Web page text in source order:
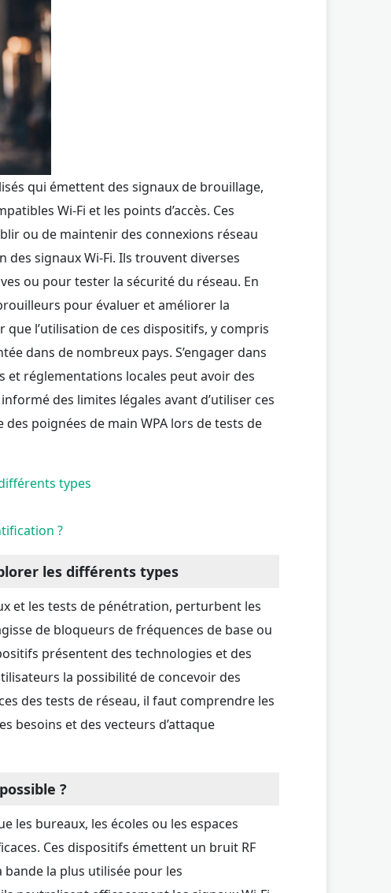
qui émettent des signaux de brouillage,
Wi-Fi et les points d’accès. Ces
ou de maintenir des connexions réseau
signaux Wi-Fi. Ils trouvent diverses
ou pour tester la sécurité du réseau. En
pour évaluer et améliorer la
l’utilisation de ces dispositifs, y compris
dans de nombreux pays. S’engager dans
et réglementations locales peut avoir des
des limites légales avant d’utiliser ces
poignées de main WPA lors de tests de
types
?
les différents types
et les tests de pénétration, perturbent les
de bloqueurs de fréquences de base ou
présentent des technologies et des
la possibilité de concevoir des
des tests de réseau, il faut comprendre les
besoins et des vecteurs d’attaque
?
les bureaux, les écoles ou les espaces
Ces dispositifs émettent un bruit RF
la plus utilisée pour les